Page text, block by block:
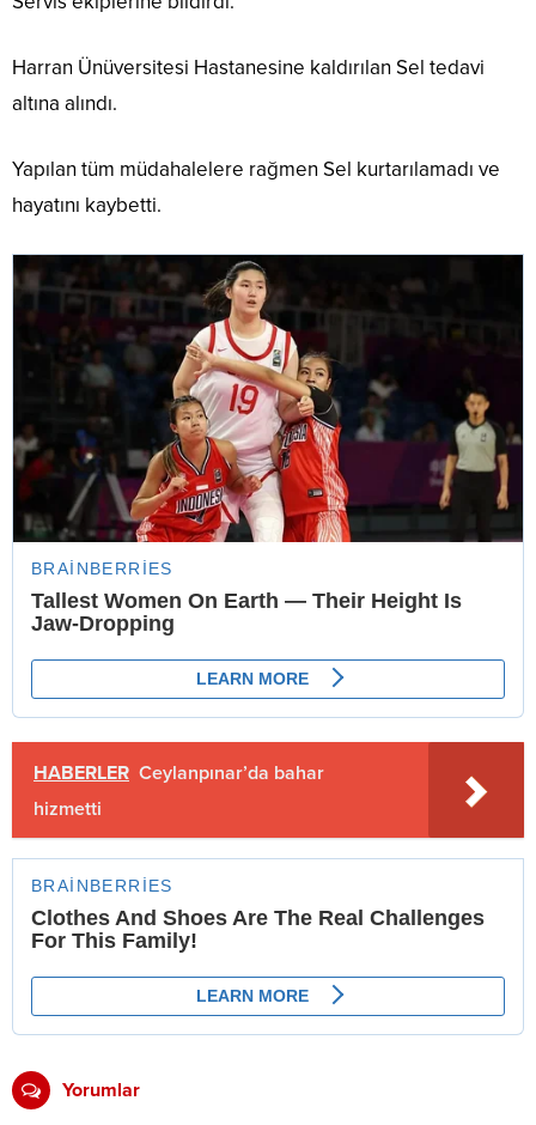
Harran Ünüversitesi Hastanesine kaldırılan Sel tedavi
altına alındı.
Yapılan tüm müdahalelere rağmen Sel kurtarılamadı ve
hayatını kaybetti.
HABERLER Ceylanpınar’da bahar
hizmetti
Yorumlar